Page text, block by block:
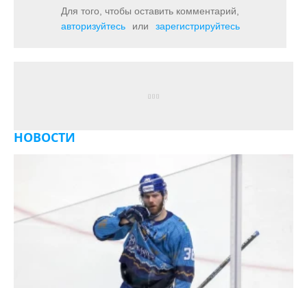
Для того, чтобы оставить комментарий,
авторизуйтесь
или зарегистрируйтесь
НОВОСТИ